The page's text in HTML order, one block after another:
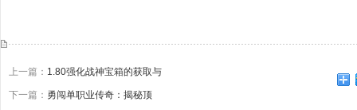
上一篇： 1.80强化战神宝箱的获取与
下一篇： 勇闯单职业传奇：揭秘顶